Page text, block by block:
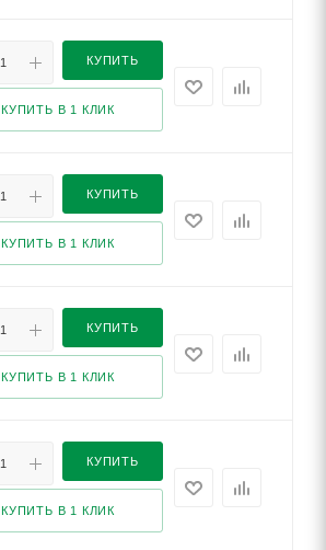
КУПИТЬ
КУПИТЬ В 1 КЛИК
КУПИТЬ
КУПИТЬ В 1 КЛИК
КУПИТЬ
КУПИТЬ В 1 КЛИК
КУПИТЬ
КУПИТЬ В 1 КЛИК